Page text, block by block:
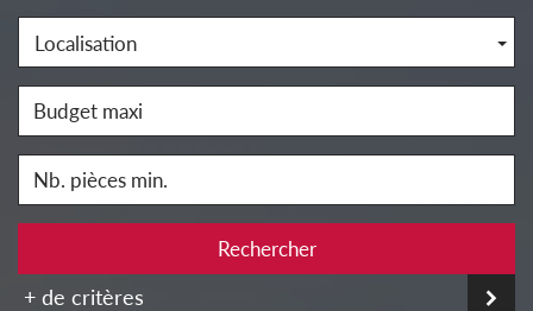
Localisation
Rechercher
+ de critères